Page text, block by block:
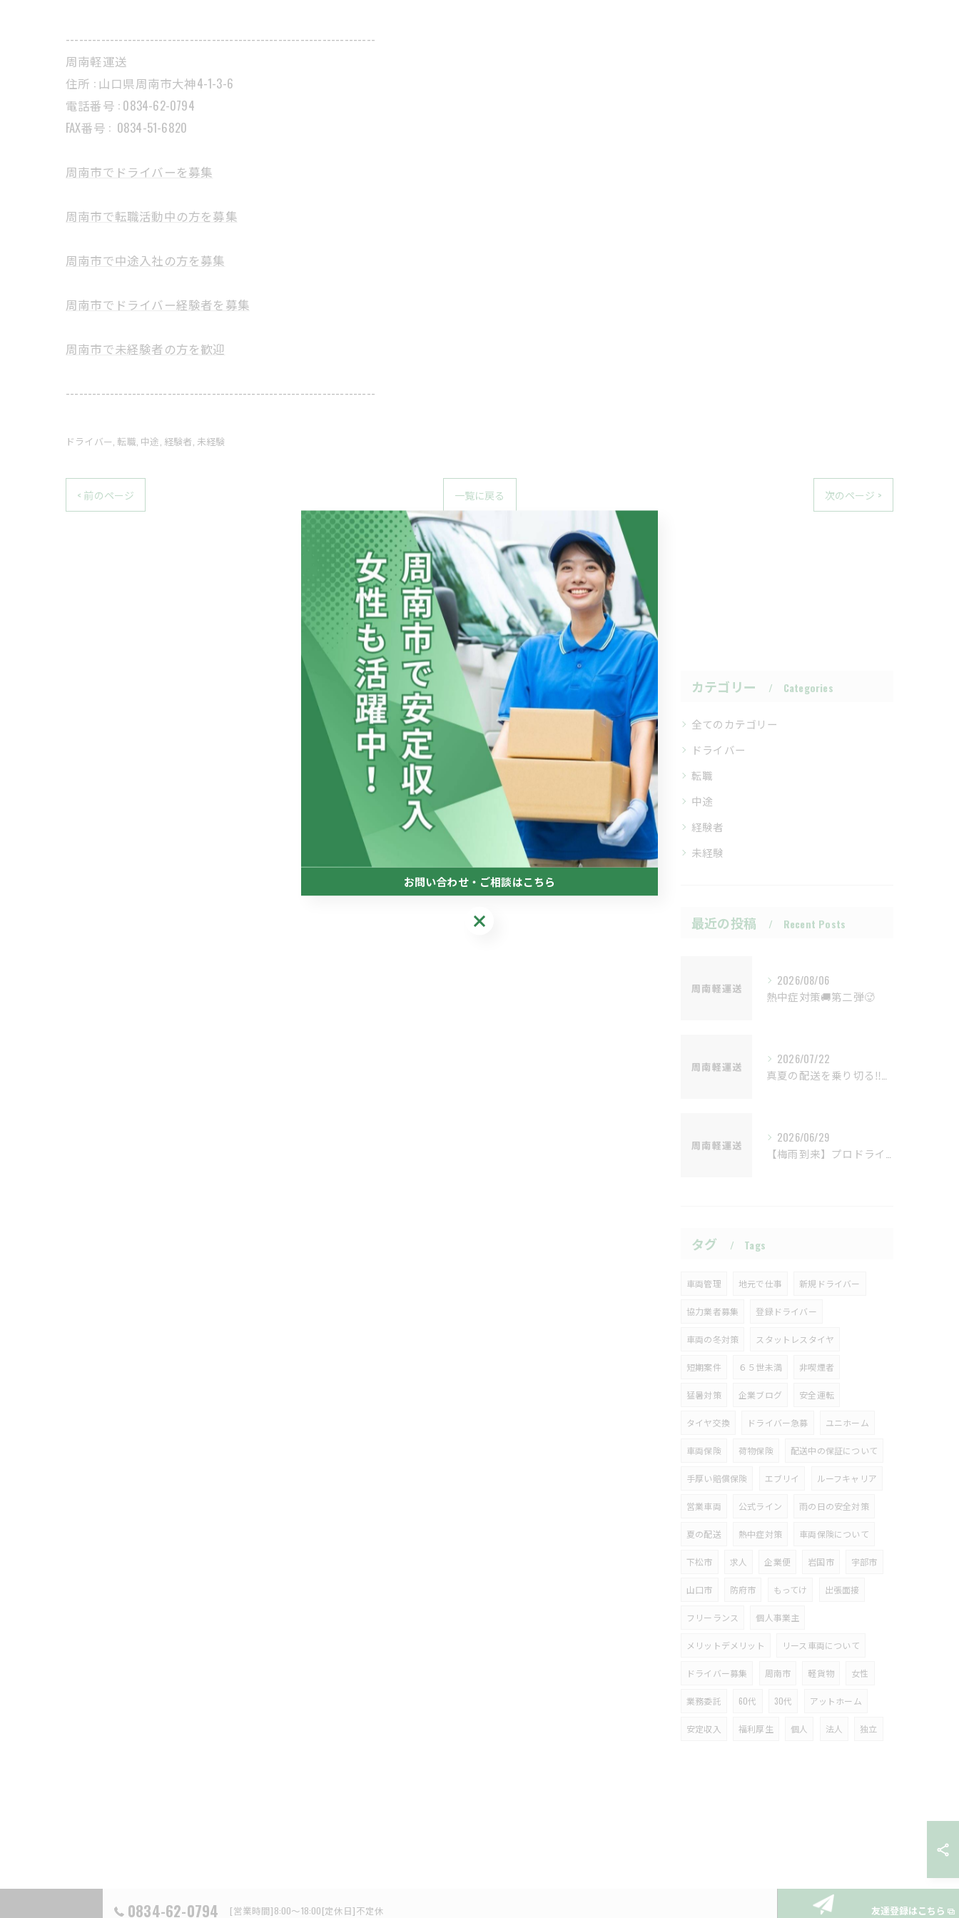
----------------------------------------------------------------------
周南軽運送
住所 : 山口県周南市大神4-1-3-6
電話番号 : 0834-62-0794
FAX番号 : 0834-51-6820
周南市でドライバーを募集
周南市で転職活動中の方を募集
周南市で中途入社の方を募集
周南市でドライバー経験者を募集
周南市で未経験者の方を歓迎
----------------------------------------------------------------------
ドライバー 転職 中途 経験者 未経験
< 前のページ 一覧に戻る 次のページ >
関連タグ
#求人 #ドライバー募集 #山口市
カテゴリー Categories
全てのカテゴリー
ドライバー
転職
中途
経験者
未経験
最近の投稿 Recent Posts
2026/08/06
熱中症対策🚚第二弾🥵
2026/07/22
2026/06/29
タグ Tags
車両管理 地元で仕事 新規ドライバー
協力業者募集 登録ドライバー
車両の冬対策 スタットレスタイヤ
短期案件 ６５世未満 非喫煙者
猛暑対策 企業ブログ 安全運転
タイヤ交換 ドライバー急募 ユニホーム
車両保険 荷物保険 配送中の保証について
手厚い賠償保険 エブリイ ルーフキャリア
営業車両 公式ライン 雨の日の安全対策
夏の配送 熱中症対策 車両保険について
下松市 求人 企業便 岩国市 宇部市
山口市 防府市 もってけ 出張面接
フリーランス 個人事業主
メリットデメリット リース車両について
ドライバー募集 周南市 軽貨物 女性
業務委託 60代 30代 アットホーム
安定収入 福利厚生 個人 法人 独立
0834-62-0794 [営業時間]8:00～18:00[定休日]不定休 友達登録はこちら
お問い合わせ・ご相談はこちら
お問い合わせ・ご相談はこちら